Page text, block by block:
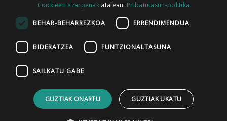
HARREMANETARAKO
Cookieen ezarpenak atalean. Pribatutasun-politika
BEHAR-BEHARREZKOA ERRENDIMENDUA
BIDERATZEA FUNTZIONALTASUNA
SAILKATU GABE
GUZTIAK ONARTU GUZTIAK UKATU